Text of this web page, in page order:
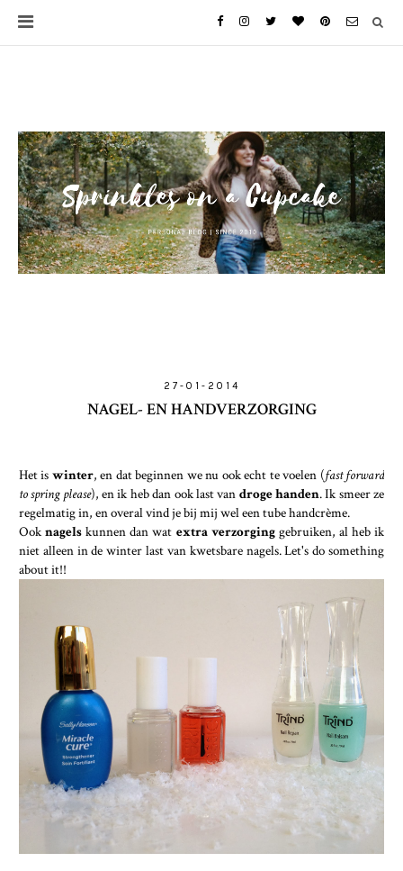
27-01-2014
NAGEL- EN HANDVERZORGING
Het is winter, en dat beginnen we nu ook echt te voelen (fast forward
to spring please), en ik heb dan ook last van droge handen. Ik smeer ze
regelmatig in, en overal vind je bij mij wel een tube handcrème.
Ooknagelskunnen dan wat extra verzorginggebruiken, al heb ik
niet alleen in de winter last van kwetsbare nagels. Let's do something
about it!!